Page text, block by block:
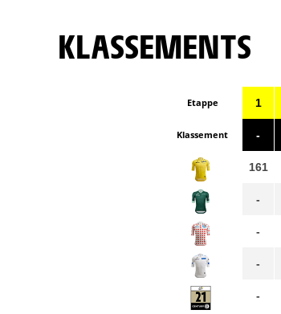
KLASSEMENTS
Etappe
Klassement
1
-
161
-
-
-
-